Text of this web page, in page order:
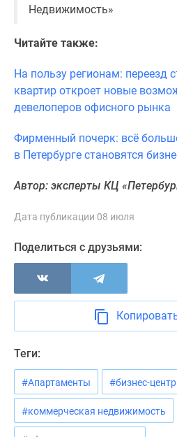
Коттеджные
поселки
Петербурге
Коттеджные
поселки
Ленинградской
Готовые
поселки
Строящиеся
коттеджные
поселки
поселки
леса
Коттеджные
поселки
Недвижимость»
Читайте также:
На пользу регионам: переезд
квартир откроет новые
девелоперов офисного рынка
Фирменный почерк: всё
в Петербурге становятся
Автор: эксперты КЦ
Дата публикации 08 июля
Поделиться с друзьями:
Теги:
#Апартаменты #бизнес-
#коммерческая недвижимость